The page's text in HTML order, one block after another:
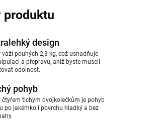
produktu
design
váží pouhých 2,3 kg, což usnadňuje
a přepravu, aniž byste museli
odolnost.
pohyb
čtyřem tichým dvojkolečkům je pohyb
po jakémkoli povrchu hladký a bez